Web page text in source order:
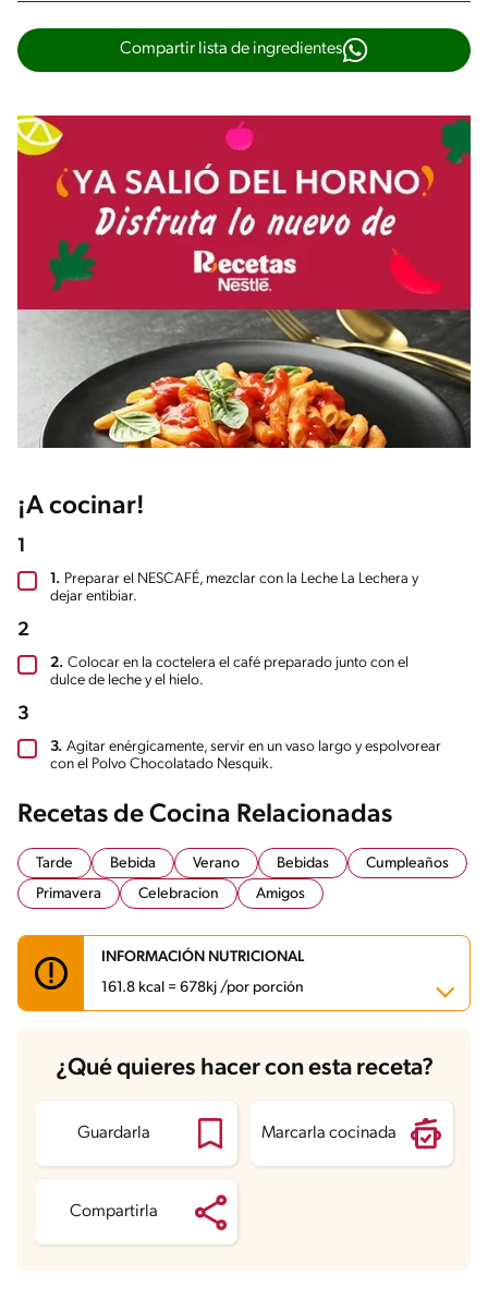
Compartir lista de ingredientes
¡A cocinar!
1
1. Preparar el NESCAFÉ, mezclar con la Leche La Lechera y
dejar entibiar.
2
2. Colocar en la coctelera el café preparado junto con el
dulce de leche y el hielo.
3
3. Agitar enérgicamente, servir en un vaso largo y espolvorear
con el Polvo Chocolatado Nesquik.
Recetas de Cocina Relacionadas
Tarde Bebida Verano Bebidas
Cumpleaños
Primavera
Celebracion Amigos
INFORMACIÓN NUTRICIONAL
161.8 kcal = 678kj /por porción
Carbohidratos 27.3 g
Energía 161.8 kcal
Proteína
Grasas saturadas 2.8 g
Sodio 95.7 mg
¿Qué quieres hacer con esta receta?
Guardarla Marcarla cocinada
Compartirla